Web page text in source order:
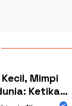
Mimpi
Ketika